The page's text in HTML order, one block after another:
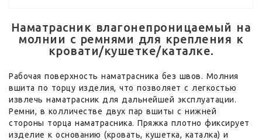
Наматрасник влагонепроницаемый на
молнии с ремнями для крепления к
кровати/кушетке/каталке.
Рабочая поверхность наматрасника без швов. Молния
вшита по торцу изделия, что позволяет с легкостью
извлечь наматрасник для дальнейшей эксплуатации.
Ремни, в колличестве двух пар вшиты с нижней
стороны торца наматрасника. Пряжка плотно фиксирует
изделие к основанию (кровать, кушетка, каталка) и